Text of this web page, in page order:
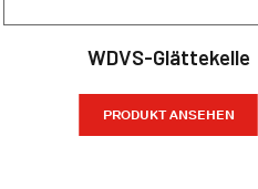
WDVS-Glättekelle
PRODUKT ANSEHEN